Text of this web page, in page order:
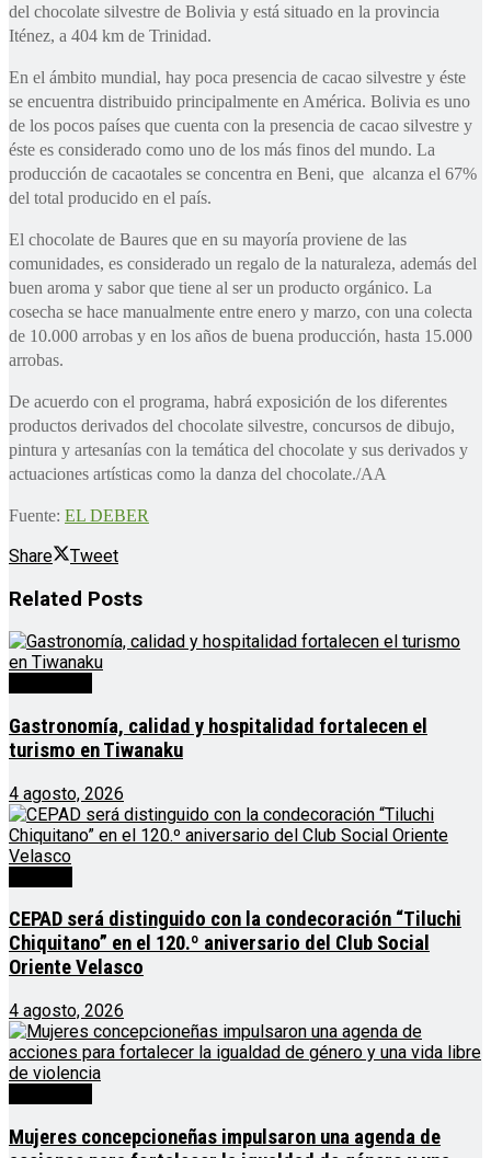
del chocolate silvestre de Bolivia y está situado en la provincia
Iténez, a 404 km de Trinidad.
En el ámbito mundial, hay poca presencia de cacao silvestre y éste
se encuentra distribuido principalmente en América. Bolivia es uno
de los pocos países que cuenta con la presencia de cacao silvestre y
éste es considerado como uno de los más finos del mundo. La
producción de cacaotales se concentra en Beni, que alcanza el 67%
del total producido en el país.
El chocolate de Baures que en su mayoría proviene de las
comunidades, es considerado un regalo de la naturaleza, además del
buen aroma y sabor que tiene al ser un producto orgánico. La
cosecha se hace manualmente entre enero y marzo, con una colecta
de 10.000 arrobas y en los años de buena producción, hasta 15.000
arrobas.
De acuerdo con el programa, habrá exposición de los diferentes
productos derivados del chocolate silvestre, concursos de dibujo,
pintura y artesanías con la temática del chocolate y sus derivados y
actuaciones artísticas como la danza del chocolate./AA
Fuente: EL DEBER
Share Tweet
Related Posts
Gastronomía, calidad y hospitalidad fortalecen el
turismo en Tiwanaku
4 agosto, 2026
CEPAD será distinguido con la condecoración “Tiluchi
Chiquitano” en el 120.º aniversario del Club Social
Oriente Velasco
4 agosto, 2026
Mujeres concepcioneñas impulsaron una agenda de